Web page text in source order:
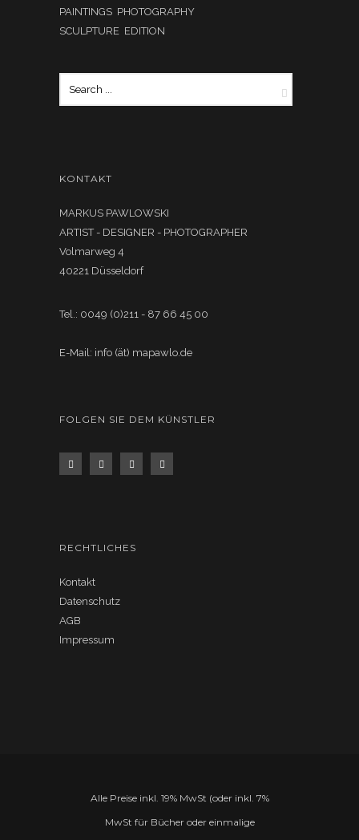
PAINTINGS PHOTOGRAPHY
SCULPTURE EDITION
KONTAKT
MARKUS PAWLOWSKI
ARTIST - DESIGNER - PHOTOGRAPHER
Volmarweg 4
40221 Düsseldorf
Tel.: 0049 (0)211 - 87 66 45 00
E-Mail: info (ät) mapawlo.de
FOLGEN SIE DEM KÜNSTLER
RECHTLICHES
Kontakt
Datenschutz
AGB
Impressum
Alle Preise inkl. 19% MwSt (oder inkl. 7%
MwSt für Bücher oder einmalige